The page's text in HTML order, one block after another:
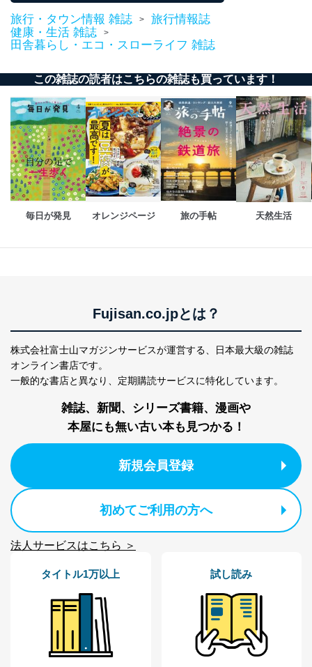
応じた新商品・サービスに関する
当社にお問合わせ
人情報
お問い合わせ対応、トラブル対
質向上のため
3
当社カスタマーQ＆
Aサービス利用者
カスタマーQ＆Aサイトの投稿内容
の確認のため
ｅメール等によるカスタマーQ＆A
サイトのサービス内容のご案内の
ため
ｅメール等による商品、サービ
ス、キャンペーン等の広告に関す
るご案内のため
4
採用応募者の方の
採用選考、ご連絡のため
当社の従業者の個
人事、総務などの雇用管理等のた
パートナー（提携
購入商品配送のため
に関するご案内のため
7
SNS公式アカウン
トに登録された方
の個人情報
当社のサービス利用状況の把握お
お問い合わせ対応、トラブル対
質向上のため
ー等にて公表する利用目的達成の
ため
開示等のご請求に対応させていただきます。
各SNS運営会社様にご請求いただきますようお願い致し
３．個人情報の第三者提供について
本人の同意を得ることなく第三者に提供することはあり
ません。ただし、次の場合は除きます。
法令に基づく場合
人の生命､身体または財産の保護のために必要がある
場合であって、本人の同意を得ることが困難であると
公衆衛生の向上または児童の健全な育成の推進のため
旅行・タウン情報 雑誌 >
旅行情報誌
健康・生活 雑誌
>
田舎暮らし・エコ・スローライフ 雑誌
この雑誌の読者はこちらの雑誌も買っています！
毎日が発見 オレンジページ 旅の手帖 天然生活
Fujisan.co.jpとは？
株式会社富士山マガジンサービスが運営する、
日本最大級の雑誌
オンライン書店です。
一般的な書店と異なり、 定期購読サービスに特化しています。
雑誌、新聞、シリーズ書籍、漫画や
本屋にも無い古い本も見つかる！
新規会員登録
初めてご利用の方へ
法人サービスはこちら ＞
タイトル1万以上 試し読み